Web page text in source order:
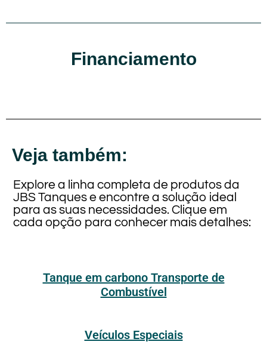
Financiamento
Veja também:
Explore a linha completa de produtos da
JBS Tanques e encontre a solução ideal
para as suas necessidades. Clique em
cada opção para conhecer mais detalhes:
Tanque em carbono Transporte de
Combustível
Veículos Especiais